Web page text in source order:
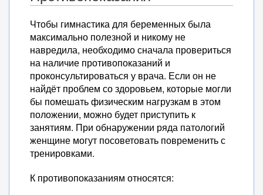
Чтобы гимнастика для беременных была
максимально полезной и никому не
навредила, необходимо сначала провериться
на наличие противопоказаний и
проконсультироваться у врача. Если он не
найдёт проблем со здоровьем, которые могли
бы помешать физическим нагрузкам в этом
положении, можно будет приступить к
занятиям. При обнаружении ряда патологий
женщине могут посоветовать повременить с
тренировками.
К противопоказаниям относятся: